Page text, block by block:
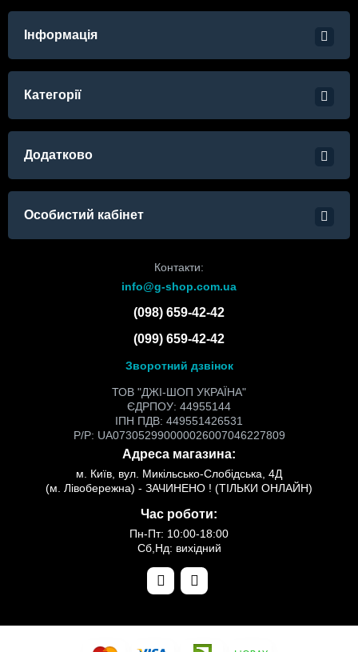
Інформація
Категорії
Додатково
Особистий кабінет
Контакти:
info@g-shop.com.ua
(098) 659-42-42
(099) 659-42-42
Зворотний дзвінок
ТОВ "ДЖІ-ШОП УКРАЇНА"
ЄДРПОУ: 44955144
ІПН ПДВ: 449551426531
Р/Р: UA073052990000026007046227809
Адреса магазина:
м. Київ, вул. Микільсько-Слобідська, 4Д
(м. Лівобережна) - ЗАЧИНЕНО ! (ТІЛЬКИ ОНЛАЙН)
Час роботи:
Пн-Пт: 10:00-18:00
Сб,Нд: вихідний